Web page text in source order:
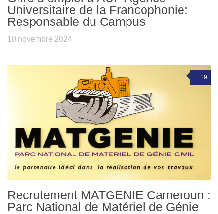
Universitaire de la Francophonie:
Responsable du Campus
10 novembre 2024
19
Recrutement MATGENIE Cameroun :
Parc National de Matériel de Génie